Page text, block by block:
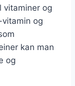
vitaminer og
og
kan man
og